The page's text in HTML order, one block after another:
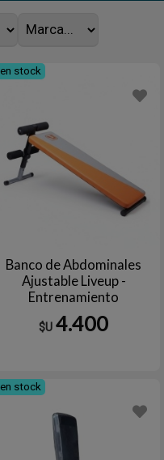
en stock
Banco de Abdominales
Ajustable Liveup -
Entrenamiento
Multifuncional
$U 4.400
en stock